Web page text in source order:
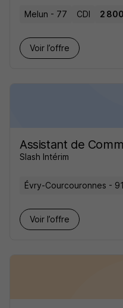
Melun - 77 CDI 2
Voir l’offre
Assistant de
Slash Intérim
Évry-Courcouronnes - 91
Voir l’offre